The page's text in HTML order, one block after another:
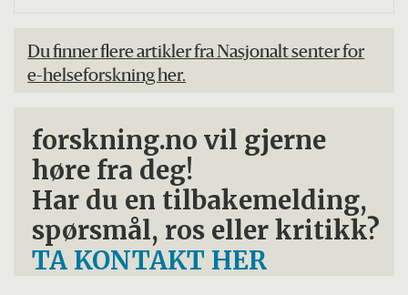
Du finner flere artikler fra Nasjonalt senter for
e-helseforskning her.
forskning.no vil gjerne
høre fra deg!
Har du en tilbakemelding,
spørsmål, ros eller kritikk?
TA KONTAKT HER